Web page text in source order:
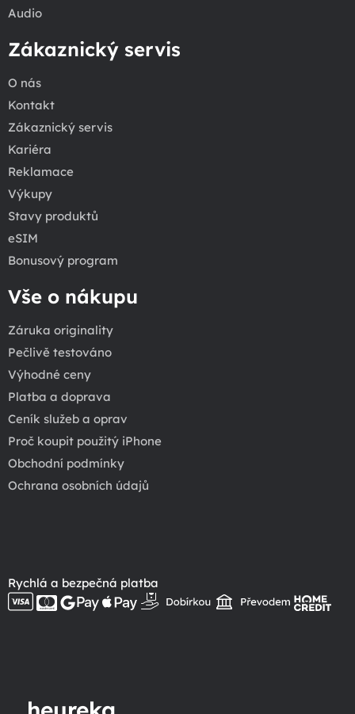
Audio
Zákaznický servis
O nás
Kontakt
Zákaznický servis
Kariéra
Reklamace
Výkupy
Stavy produktů
eSIM
Bonusový program
Vše o nákupu
Záruka originality
Pečlivě testováno
Výhodné ceny
Platba a doprava
Ceník služeb a oprav
Proč koupit použitý iPhone
Obchodní podmínky
Ochrana osobních údajů
Rychlá a bezpečná platba